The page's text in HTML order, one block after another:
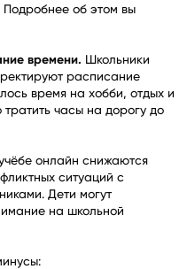
об этом вы
времени. Школьники
расписание
время на хобби, отдых и
часы на дорогу до
онлайн снижаются
ситуаций с
Дети могут
на школьной